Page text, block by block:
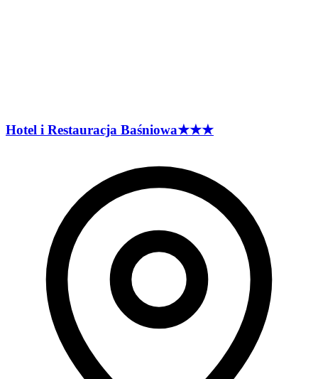
Hotel i Restauracja Baśniowa★★★